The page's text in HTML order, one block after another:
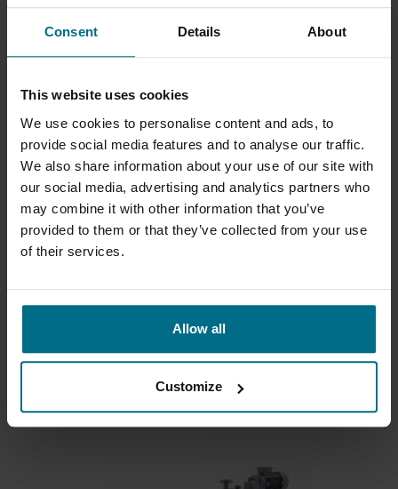
Consent Details About
This website uses cookies
We use cookies to personalise content and ads, to
provide social media features and to analyse our traffic.
We also share information about your use of our site with
our social media, advertising and analytics partners who
may combine it with other information that you’ve
provided to them or that they’ve collected from your use
of their services.
Allow all
Customize
APV PARAFLOW TIIVISTEELLISET
LÄMMÖNVAIHTIMET
Tiivisteellinen levylämmönvaihdin
Virtaus 500 m³/h
Paine 35 bar